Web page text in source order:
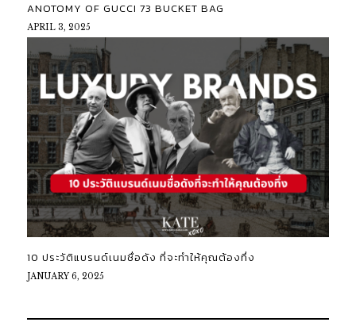
ANOTOMY OF GUCCI 73 BUCKET BAG
APRIL 3, 2025
10 ประวัติแบรนด์เนมชื่อดัง ที่จะทำให้คุณต้องทึ่ง
JANUARY 6, 2025